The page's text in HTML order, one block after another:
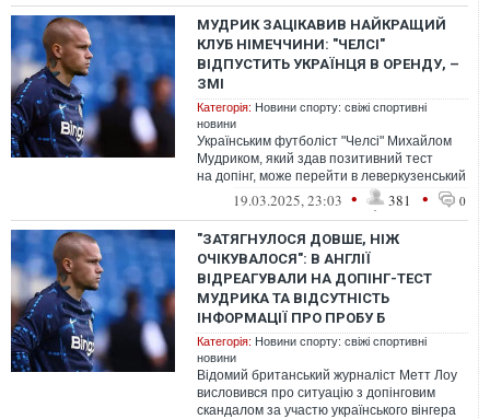
МУДРИК ЗАЦІКАВИВ НАЙКРАЩИЙ
КЛУБ НІМЕЧЧИНИ: "ЧЕЛСІ"
ВІДПУСТИТЬ УКРАЇНЦЯ В ОРЕНДУ, –
ЗМІ
Категорія: Новини спорту: свіжі спортивні
новини
Українським футболіст "Челсі" Михайлом
Мудриком, який здав позитивний тест
на допінг, може перейти в леверкузенський
"Байєр", який є чинним чемпіоном ...
19.03.2025, 23:03 • 381 • 0
"ЗАТЯГНУЛОСЯ ДОВШЕ, НІЖ
ОЧІКУВАЛОСЯ": В АНГЛІЇ
ВІДРЕАГУВАЛИ НА ДОПІНГ-ТЕСТ
МУДРИКА ТА ВІДСУТНІСТЬ
ІНФОРМАЦІЇ ПРО ПРОБУ Б
Категорія: Новини спорту: свіжі спортивні
новини
Відомий британський журналіст Метт Лоу
висловився про ситуацію з допінговим
скандалом за участю українського вінгера